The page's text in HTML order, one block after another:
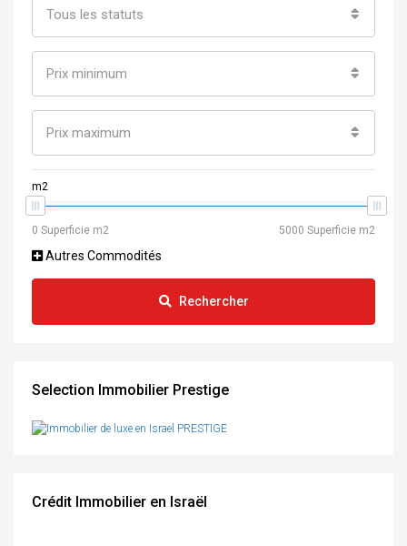
Tous les statuts
Prix minimum
Prix maximum
m2
Autres Commodités
Rechercher
Selection Immobilier Prestige
Crédit Immobilier en Israël